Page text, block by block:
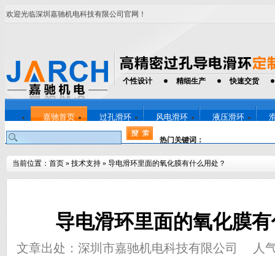
欢迎光临深圳嘉驰机电科技有限公司官网！
个性设计 精细生产 快速交货
嘉驰首页 过孔滑环 风电滑环 液压滑环
热门关键词：
当前位置： 首页 » 技术支持 » 导电滑环里面的氧化膜有什么用处？
导电滑环里面的氧化膜
文章出处：深圳市嘉驰机电科技有限公司
人